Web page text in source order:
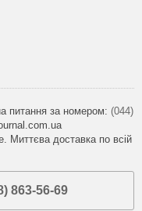
питання за номером: (044)
Миттєва доставка по всій
863-56-69